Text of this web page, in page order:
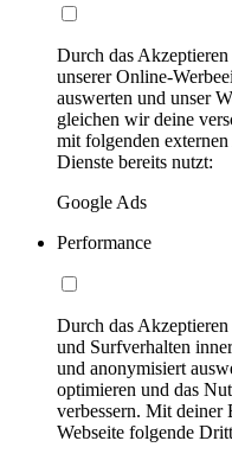
Durch das
unserer Online-
auswerten und unser
gleichen wir deine
mit folgenden
Dienste bereits nutzt:
Google Ads
Performance
Durch das
und Surfverhalten
und anonymisiert
optimieren und das
verbessern. Mit
Webseite folgende